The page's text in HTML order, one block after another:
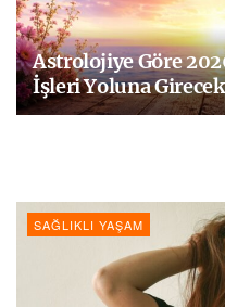
Astrolojiye Göre
İşleri Yoluna
SAĞLIKLI YAŞAM